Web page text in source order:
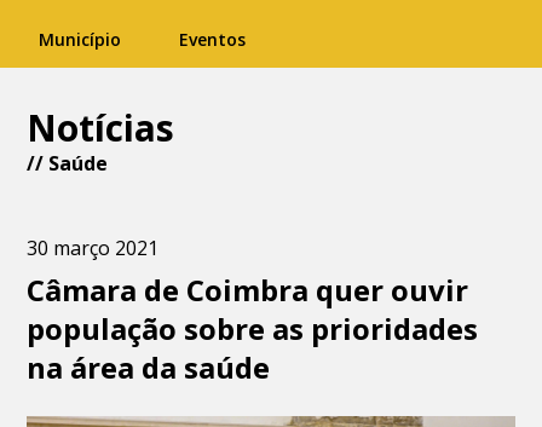
Município Eventos
Notícias
// Saúde
30 março 2021
Câmara de Coimbra quer ouvir
população sobre as prioridades
na área da saúde